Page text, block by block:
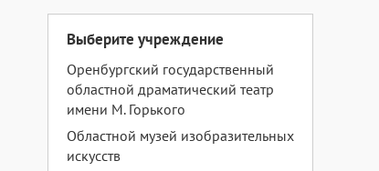
Выберите учреждение
Оренбургский государственный
областной драматический театр
имени М. Горького
Областной музей изобразительных
искусств